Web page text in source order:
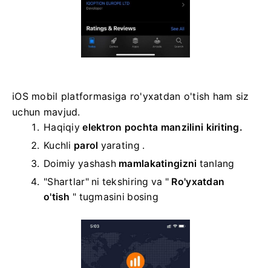
iOS mobil platformasiga ro'yxatdan o'tish ham siz
uchun mavjud.
Haqiqiyelektron pochta manzilini kiriting.
Kuchli parol yarating .
Doimiy yashash mamlakatingizni tanlang
"Shartlar" ni tekshiring va " Ro'yxatdan
o'tish " tugmasini bosing